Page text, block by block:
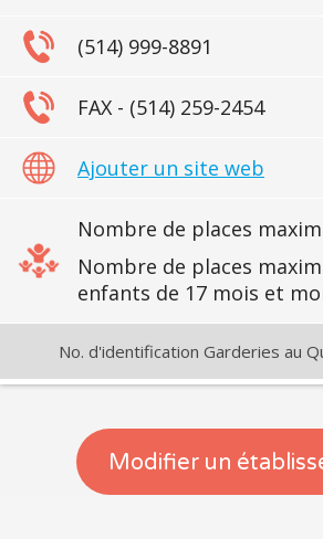
(514) 999-8891
FAX - (514) 259-2454
Ajouter un site web
Nombre de places
Nombre de places
enfants de 17 mois et
No. d'identification Garderies au
Modifier un